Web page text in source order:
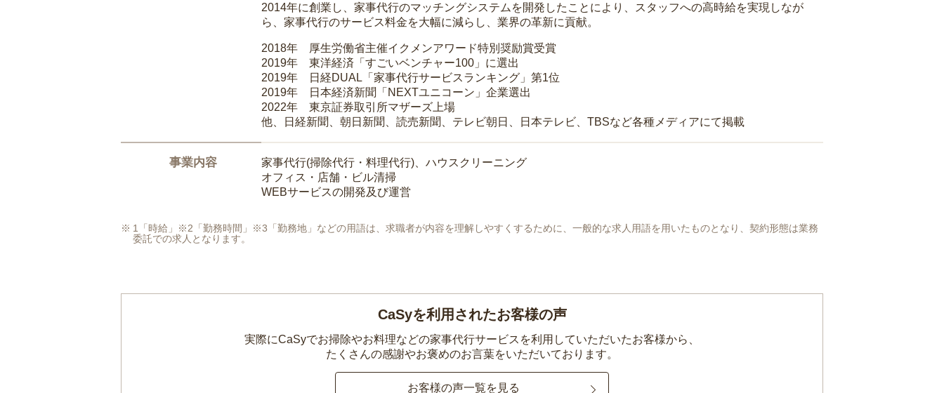
2014年に創業し、家事代行のマッチングシステムを開発したことにより、スタッフへの高時給を実現しなが
ら、家事代行のサービス料金を大幅に減らし、業界の革新に貢献。
2018年 厚生労働省主催イクメンアワード特別奨励賞受賞
2019年 東洋経済「すごいベンチャー100」に選出
2019年 日経DUAL「家事代行サービスランキング」第1位
2019年 日本経済新聞「NEXTユニコーン」企業選出
2022年 東京証券取引所マザーズ上場
他、日経新聞、朝日新聞、読売新聞、テレビ朝日、日本テレビ、TBSなど各種メディアにて掲載
事業内容
家事代行(掃除代行・料理代行)、ハウスクリーニング
オフィス・店舗・ビル清掃
WEBサービスの開発及び運営
1「時給」※2「勤務時間」※3「勤務地」などの用語は、求職者が内容を理解しやすくするために、一般的な求人用語を用いたものとなり、契約形態は業務
委託での求人となります。
CaSyを利用されたお客様の声
実際にCaSyでお掃除やお料理などの家事代行サービスを利用していただいたお客様から、
たくさんの感謝やお褒めのお言葉をいただいております。
お客様の声一覧を見る